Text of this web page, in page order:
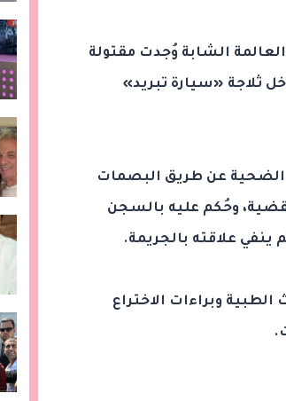
العالمة الشابة وُجدت مقتولة
ووُجدت جثتها داخل ثلاجة «سيارة تبريد»
الضحية عن طريق البصمات
وحُكم عليه بالسجن
علاقته بالجريمة.
وبراءات الاختراع